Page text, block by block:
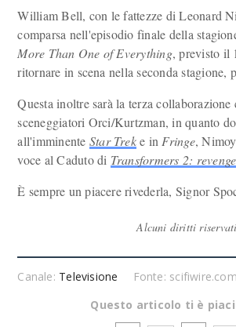
William Bell, con le fattezze di Leonard
comparsa nell'episodio finale della
More Than One of Everything, previsto il
ritornare in scena nella seconda stagione,
Questa inoltre sarà la terza
sceneggiatori Orci/Kurtzman, in quanto
all'imminente Star Treke in Fringe,
voce al Caduto di Transformers 2:
È sempre un piacere rivederla, Signor
Alcuni diritti riservati
Canale: Televisione
Fonte:
Questo articolo ti è